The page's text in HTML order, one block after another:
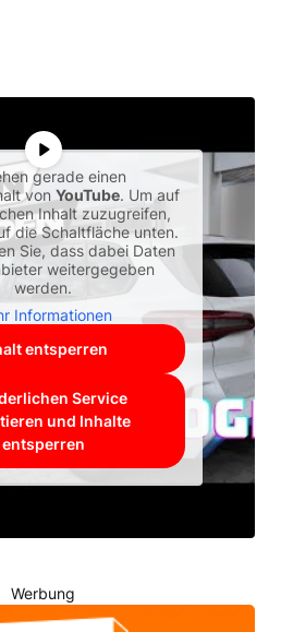
gerade einen
vonYouTube. Um auf
Inhalt zuzugreifen,
die Schaltfläche unten.
Sie, dass dabei Daten
weitergegeben
werden.
Informationen
entsperren
Service
und Inhalte
entsperren
Werbung